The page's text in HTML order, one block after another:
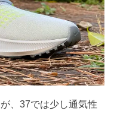
、37では少し通気性